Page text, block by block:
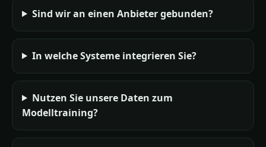
Sind wir an einen Anbieter gebunden?
In welche Systeme integrieren Sie?
Nutzen Sie unsere Daten zum
Modelltraining?